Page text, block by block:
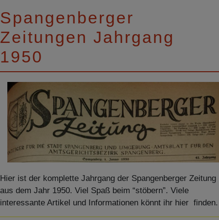
Spangenberger
Zeitungen Jahrgang
1950
Hier ist der komplette Jahrgang der Spangenberger Zeitung
aus dem Jahr 1950. Viel Spaß beim “stöbern”. Viele
interessante Artikel und Informationen könnt ihr hier finden.